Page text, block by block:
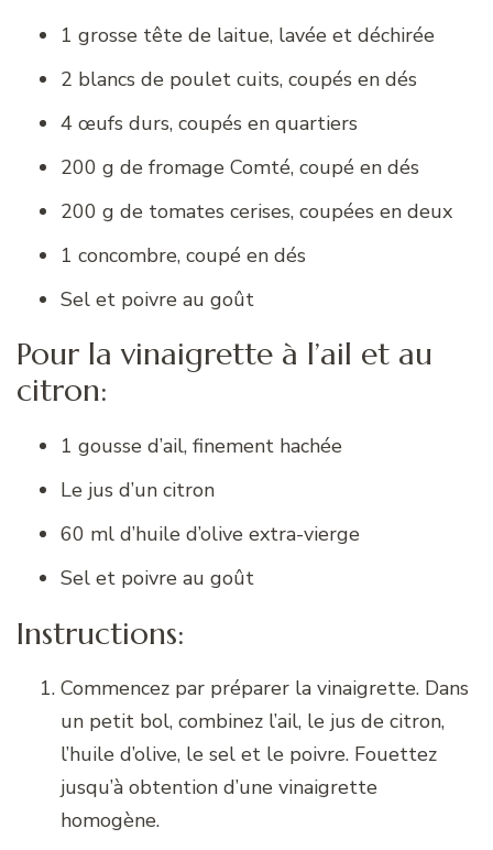
1 grosse tête de laitue, lavée et déchirée
2 blancs de poulet cuits, coupés en dés
4 œufs durs, coupés en quartiers
200 g de fromage Comté, coupé en dés
200 g de tomates cerises, coupées en deux
1 concombre, coupé en dés
Sel et poivre au goût
Pour la vinaigrette à l’ail et au
citron:
1 gousse d’ail, finement hachée
Le jus d’un citron
60 ml d’huile d’olive extra-vierge
Sel et poivre au goût
Instructions:
Commencez par préparer la vinaigrette. Dans
un petit bol, combinez l’ail, le jus de citron,
l’huile d’olive, le sel et le poivre. Fouettez
jusqu’à obtention d’une vinaigrette
homogène.